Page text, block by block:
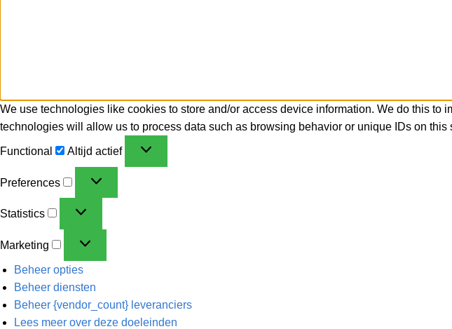
We use technologies like cookies to store and/or access device information. We do this
technologies will allow us to process data such as browsing behavior or unique IDs on
Functional Altijd actief
Preferences
Statistics
Marketing
Beheer opties
Beheer diensten
Beheer {vendor_count} leveranciers
Lees meer over deze doeleinden